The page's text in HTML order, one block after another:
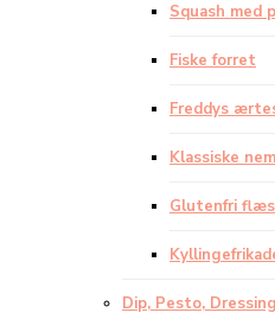
Squash med
Fiske forret
Freddys
Klassiske
Glutenfri
Dip, Pesto,